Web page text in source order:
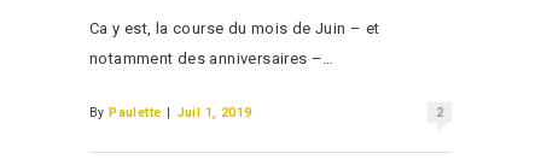
Ca y est, la course du mois de Juin – et
notamment des anniversaires –…
2
By Paulette | Juil 1, 2019